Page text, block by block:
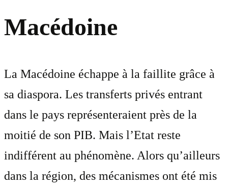
Macédoine
La Macédoine échappe à la faillite grâce à
sa diaspora. Les transferts privés entrant
dans le pays représenteraient près de la
moitié de son PIB. Mais l’Etat reste
indifférent au phénomène. Alors qu’ailleurs
dans la région, des mécanismes ont été mis